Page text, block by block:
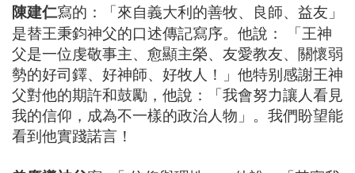
陳建仁寫的：「來自義大利的善牧、良師、益友」
是替王秉鈞神父的口述傳記寫序。他說： 「王神
父是一位虔敬事主、愈顯主榮、友愛教友、關懷弱
勢的好司鐸、好神師、好牧人！」他特别感謝王神
父對他的期許和鼓勵，他說：「我會努力讓人看見
我的信仰，成為不一樣的政治人物」。我們盼望能
看到他實踐諾言！